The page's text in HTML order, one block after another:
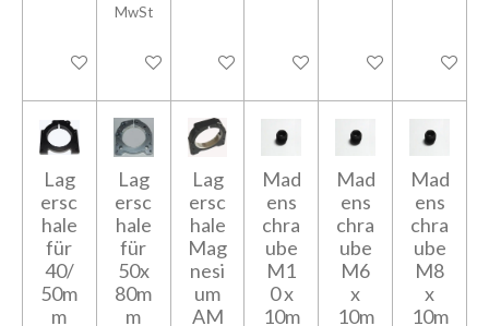
In den Warenkorb
MwSt
In den WarenkorbIn den WarenkorbIn den WarenkorbIn den Warenkorb
In den
Lag
ersc
hale
für
40/
50m
m
Lag
ersc
hale
für
50x
80m
m
Lag
ersc
hale
Mag
nesi
um
AM
Mad
ens
chra
ube
M1
0 x
10m
Mad
ens
chra
ube
M6
x
10m
Mad
ens
chra
ube
M8
x
10m